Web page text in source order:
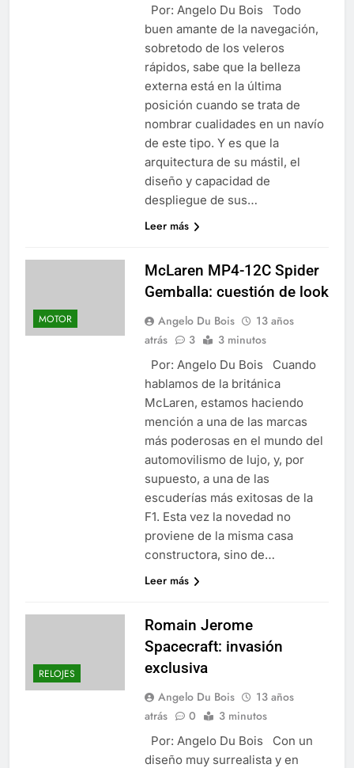
Por: Angelo Du Bois Todo
buen amante de la navegación,
sobretodo de los veleros
rápidos, sabe que la belleza
externa está en la última
posición cuando se trata de
nombrar cualidades en un navío
de este tipo. Y es que la
arquitectura de su mástil, el
diseño y capacidad de
despliegue de sus…
Leer más
MOTOR
McLaren MP4-12C Spider
Gemballa: cuestión de look
Angelo Du Bois
13 años
atrás
3 3 minutos
Por: Angelo Du Bois Cuando
hablamos de la británica
McLaren, estamos haciendo
mención a una de las marcas
más poderosas en el mundo del
automovilismo de lujo, y, por
supuesto, a una de las
escuderías más exitosas de la
F1. Esta vez la novedad no
proviene de la misma casa
constructora, sino de…
Leer más
RELOJES
Romain Jerome
Spacecraft: invasión
exclusiva
Angelo Du Bois
13 años
atrás
0 3 minutos
Por: Angelo Du Bois Con un
diseño muy surrealista y en